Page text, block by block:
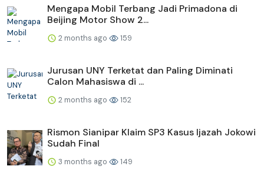
Mengapa Mobil Terbang Jadi Primadona di
Beijing Motor Show 2...
2 months ago 159
Jurusan UNY Terketat dan Paling Diminati
Calon Mahasiswa di ...
2 months ago 152
Rismon Sianipar Klaim SP3 Kasus Ijazah Jokowi
Sudah Final
3 months ago 149